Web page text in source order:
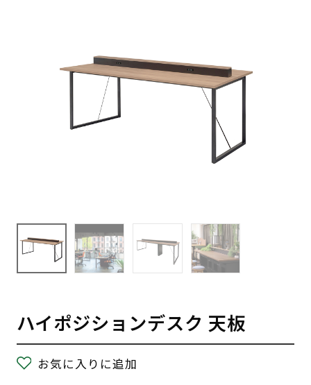
ハイポジションデスク 天板
お気に入りに追加